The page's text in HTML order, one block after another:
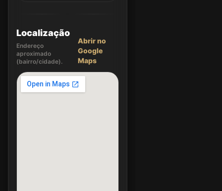
Localização
Endereço
aproximado
(bairro/cidade).
Abrir no
Google
Maps